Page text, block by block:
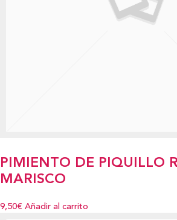
PIMIENTO DE PIQUILLO
MARISCO
9,50€ Añadir al carrito